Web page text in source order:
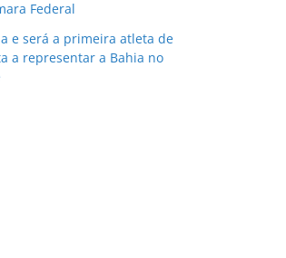
Federal
e será a primeira atleta de
a representar a Bahia no